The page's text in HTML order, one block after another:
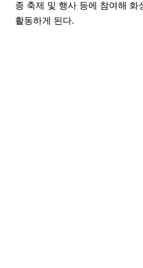
종 축제 및 행사 등에 참여해 화
활동하게 된다.